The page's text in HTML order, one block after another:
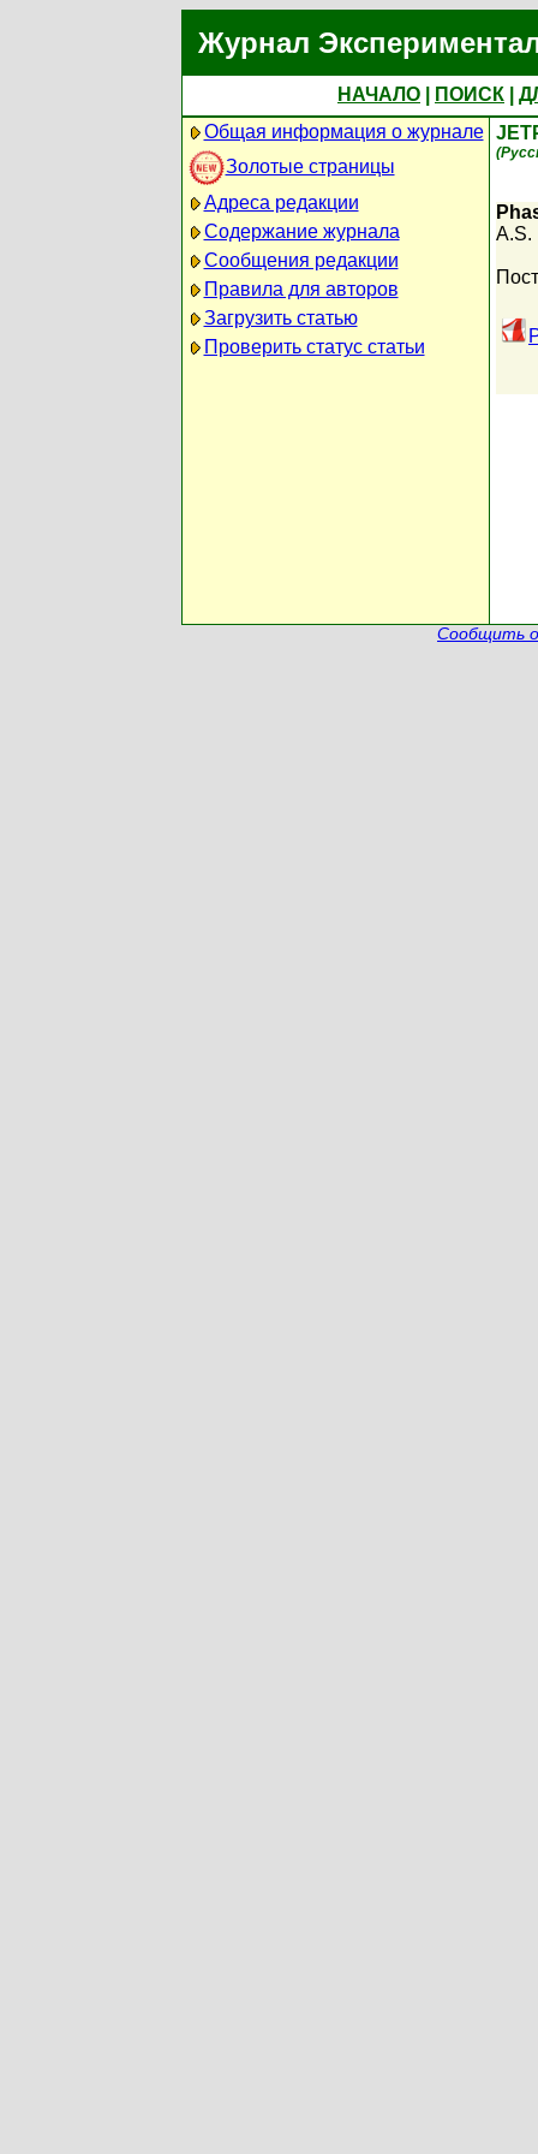
Журнал
НАЧАЛО ПОИСК
Общая информация о журнале
Золотые страницы
Адреса редакции
Содержание журнала
Сообщения редакции
Правила для авторов
Загрузить статью
Проверить статус статьи
A.S.
Сообщить о